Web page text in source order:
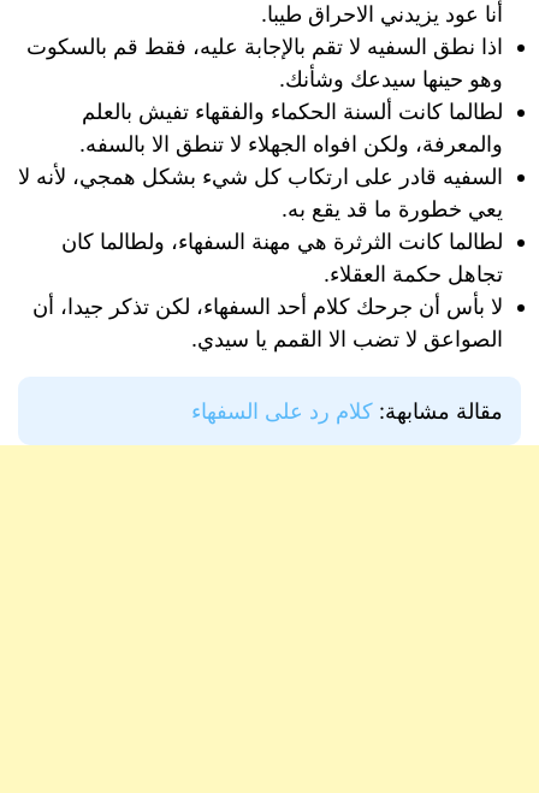
أنا عود يزيدني الاحراق طيبا.
اذا نطق السفيه لا تقم بالإجابة عليه، فقط قم بالسكوت
وهو حينها سيدعك وشأنك.
لطالما كانت ألسنة الحكماء والفقهاء تفيش بالعلم
والمعرفة، ولكن افواه الجهلاء لا تنطق الا بالسفه.
السفيه قادر على ارتكاب كل شيء بشكل همجي، لأنه لا
يعي خطورة ما قد يقع به.
لطالما كانت الثرثرة هي مهنة السفهاء، ولطالما كان
تجاهل حكمة العقلاء.
لا بأس أن جرحك كلام أحد السفهاء، لكن تذكر جيدا، أن
الصواعق لا تضب الا القمم يا سيدي.
مقالة مشابهة: كلام رد على السفهاء